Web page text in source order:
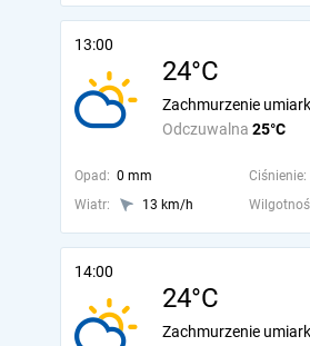
13:00
24°C
Odczuwalna 25°C
Zachmurzenie
Opad: 0 mm Ciśnienie:
Wiatr:
13 km/h
14:00
24°C
Zachmurzenie